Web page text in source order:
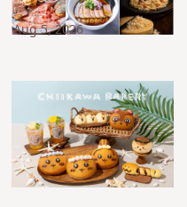
Aug 5, 2026